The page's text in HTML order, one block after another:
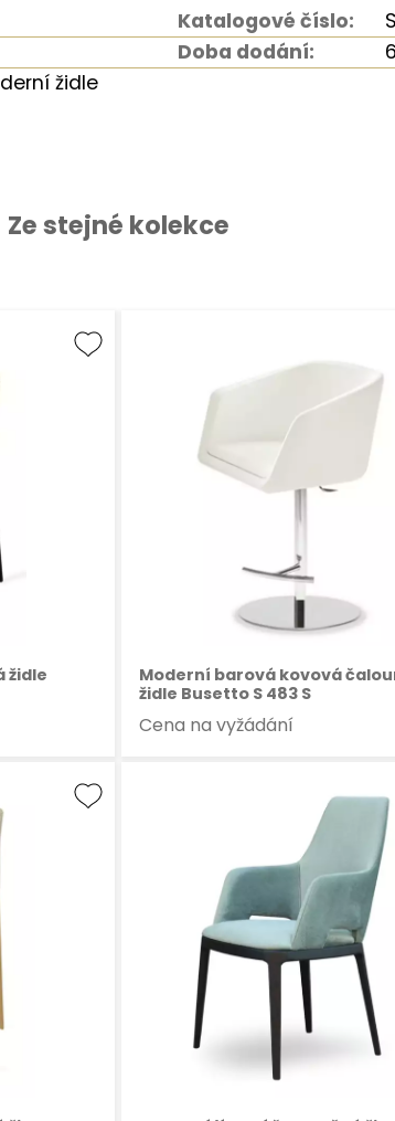
Katalogové číslo:
Doba dodání:
židle
Ze stejné kolekce
židle
Moderní barová kovová
židle Busetto S 483 S
Cena na vyžádání